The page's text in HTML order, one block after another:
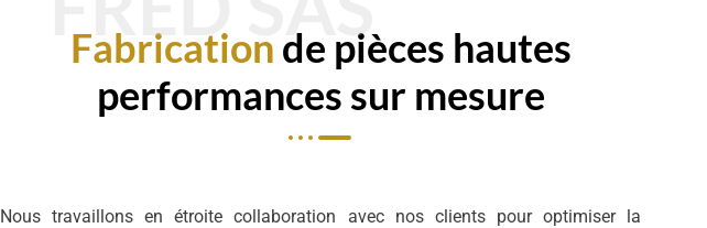
Fabrication de pièces hautes
performances sur mesure
Nous travaillons en étroite collaboration avec nos clients pour optimiser la